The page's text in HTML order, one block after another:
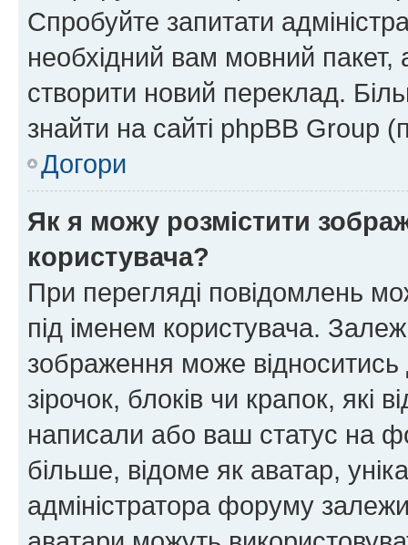
Спробуйте запитати
необхідний вам мовний
створити новий переклад.
знайти на сайті phpBB Group
Догори
Як я можу розмістити
користувача?
При перегляді повідомлень
під іменем користувача.
зображення може відноситись
зірочок, блоків чи крапок, які
написали або ваш статус на
більше, відоме як аватар,
адміністратора форуму